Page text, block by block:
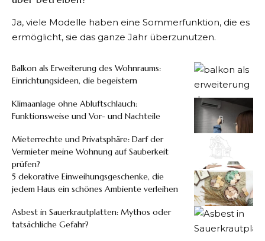
Ja, viele Modelle haben eine Sommerfunktion, die es
ermöglicht, sie das ganze Jahr überzunutzen.
Balkon als Erweiterung des Wohnraums:
Einrichtungsideen, die begeistern
Klimaanlage ohne Abluftschlauch:
Funktionsweise und Vor- und Nachteile
Mieterrechte und Privatsphäre: Darf der
Vermieter meine Wohnung auf Sauberkeit
prüfen?
5 dekorative Einweihungsgeschenke, die
jedem Haus ein schönes Ambiente verleihen
Asbest in Sauerkrautplatten: Mythos oder
tatsächliche Gefahr?